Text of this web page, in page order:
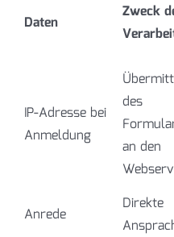
Daten
Zweck
IP-Adresse bei
Anmeldung
des
an den
Anrede
Direkte